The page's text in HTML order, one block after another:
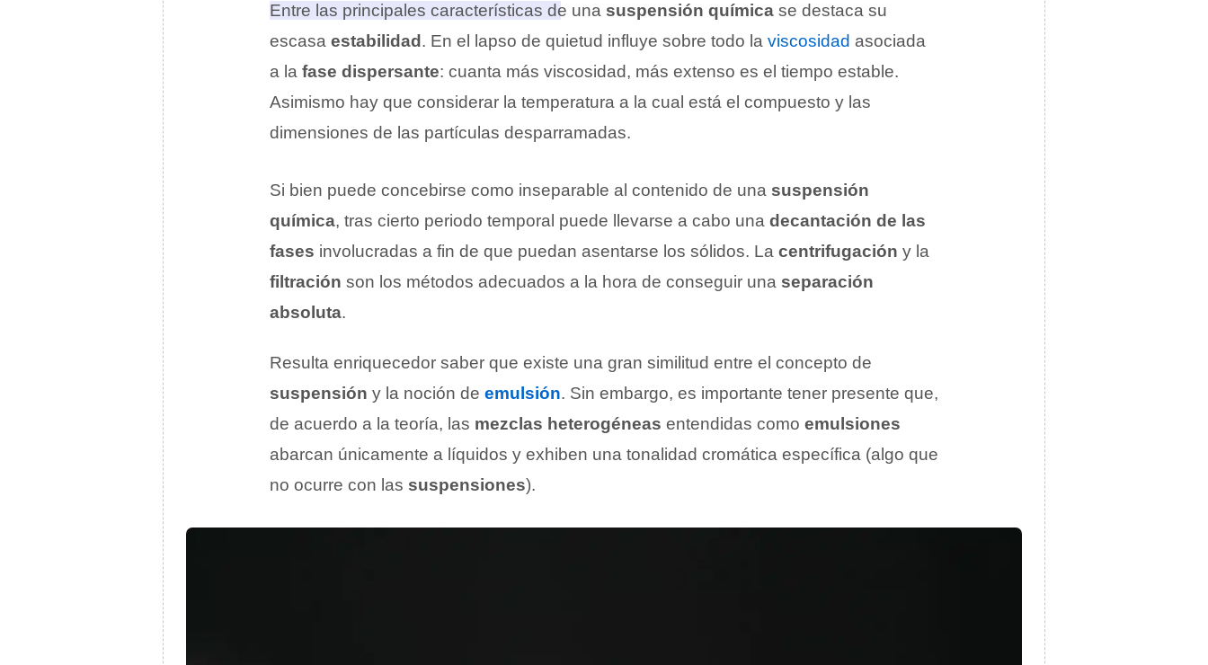
Entre las principales características de una suspensión química se destaca su
escasa estabilidad . En el lapso de quietud influye sobre todo la viscosidad asociada
a la fase dispersante: cuanta más viscosidad, más extenso es el tiempo estable.
Asimismo hay que considerar la temperatura a la cual está el compuesto y las
dimensiones de las partículas desparramadas.
Si bien puede concebirse como inseparable al contenido de una suspensión
química, tras cierto periodo temporal puede llevarse a cabo una decantación de las
fases involucradas a fin de que puedan asentarse los sólidos. La centrifugación y la
filtración son los métodos adecuados a la hora de conseguir una separación
absoluta.
Resulta enriquecedor saber que existe una gran similitud entre el concepto de
suspensión y la noción de emulsión. Sin embargo, es importante tener presente que,
de acuerdo a la teoría, las mezclas heterogéneas entendidas como emulsiones
abarcan únicamente a líquidos y exhiben una tonalidad cromática específica (algo que
no ocurre con las suspensiones).